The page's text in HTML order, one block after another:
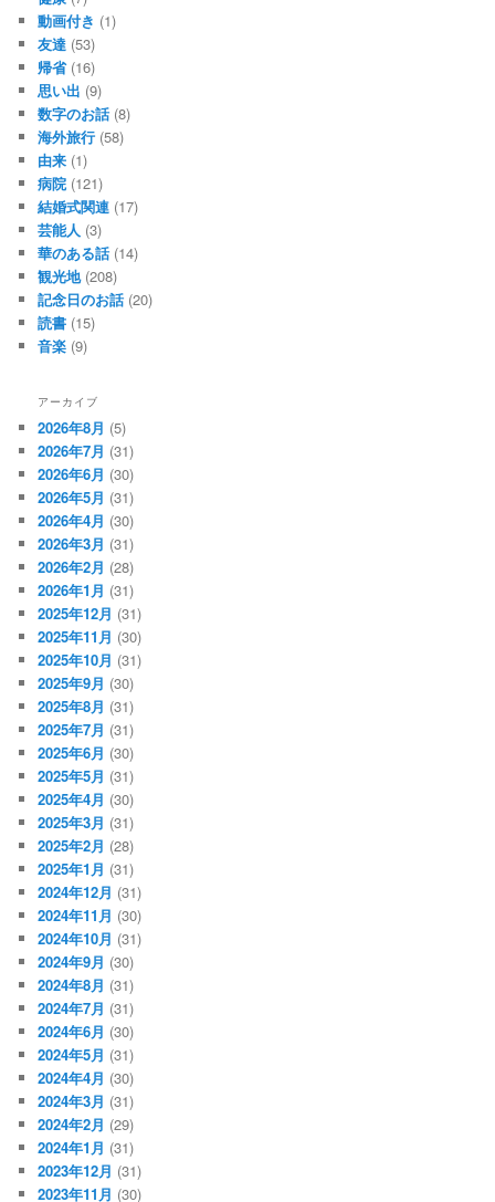
動画付き (1)
友達 (53)
帰省(16)
思い出 (9)
数字のお話 (8)
海外旅行 (58)
由来 (1)
病院 (121)
結婚式関連 (17)
芸能人 (3)
華のある話 (14)
観光地(208)
記念日のお話 (20)
読書 (15)
音楽 (9)
アーカイブ
2026年8月 (5)
2026年7月 (31)
2026年6月 (30)
2026年5月 (31)
2026年4月 (30)
2026年3月 (31)
2026年2月 (28)
2026年1月 (31)
2025年12月 (31)
2025年11月 (30)
2025年10月 (31)
2025年9月 (30)
2025年8月 (31)
2025年7月 (31)
2025年6月 (30)
2025年5月 (31)
2025年4月 (30)
2025年3月 (31)
2025年2月 (28)
2025年1月 (31)
2024年12月 (31)
2024年11月 (30)
2024年10月 (31)
2024年9月 (30)
2024年8月 (31)
2024年7月 (31)
2024年6月 (30)
2024年5月 (31)
2024年4月 (30)
2024年3月 (31)
2024年2月 (29)
2024年1月 (31)
2023年12月 (31)
2023年11月 (30)